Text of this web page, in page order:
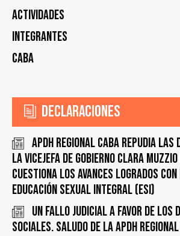
Actividades
Integrantes
CABA
Declaraciones
APDH regional CABA repudia
la vicejefa de Gobierno Clara
cuestiona los avances logrados con
Educación Sexual integral (ESI)
UN FALLO JUDICIAL A FAVOR DE LOS
SOCIALES. SALUDO DE LA APDH